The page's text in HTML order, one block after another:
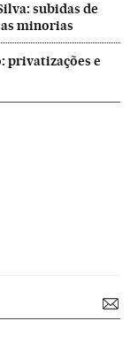
subidas de
minorias
privatizações e